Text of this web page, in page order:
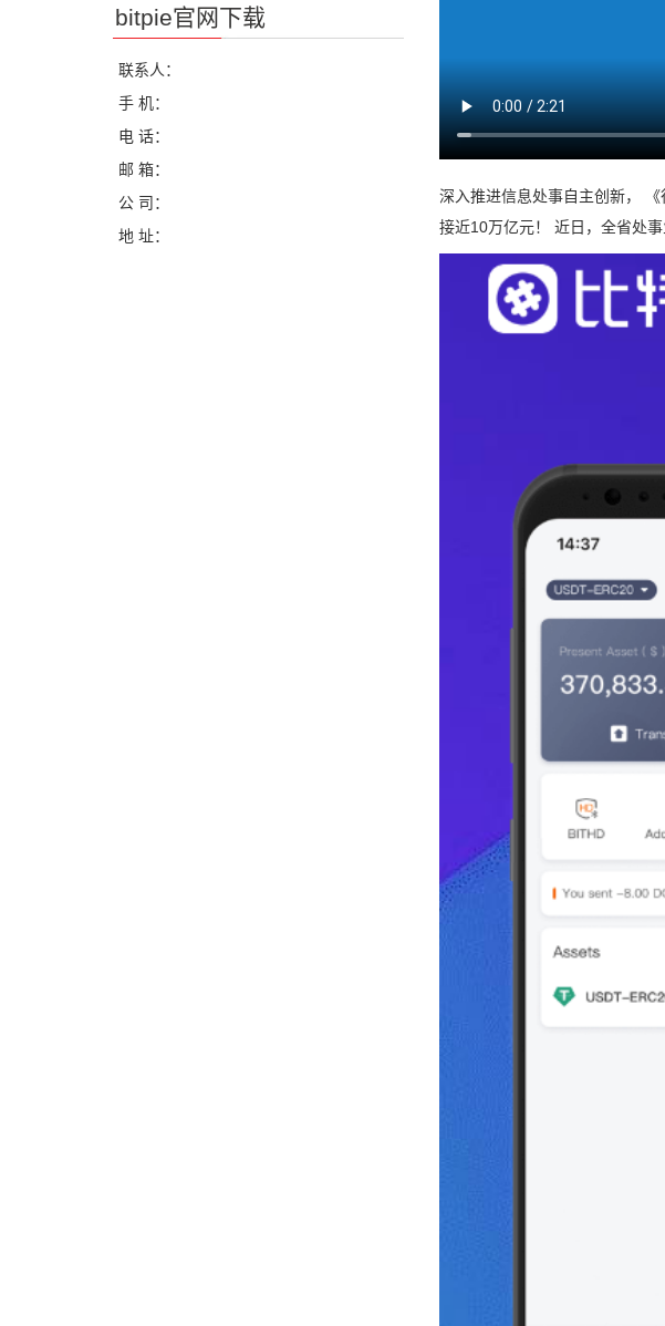
深入推进信息处事自主创新，
接近10万亿元！ 近日，全省处
bitpie官网下载
联系人：
手 机：
电 话：
邮 箱：
公 司：
地 址：